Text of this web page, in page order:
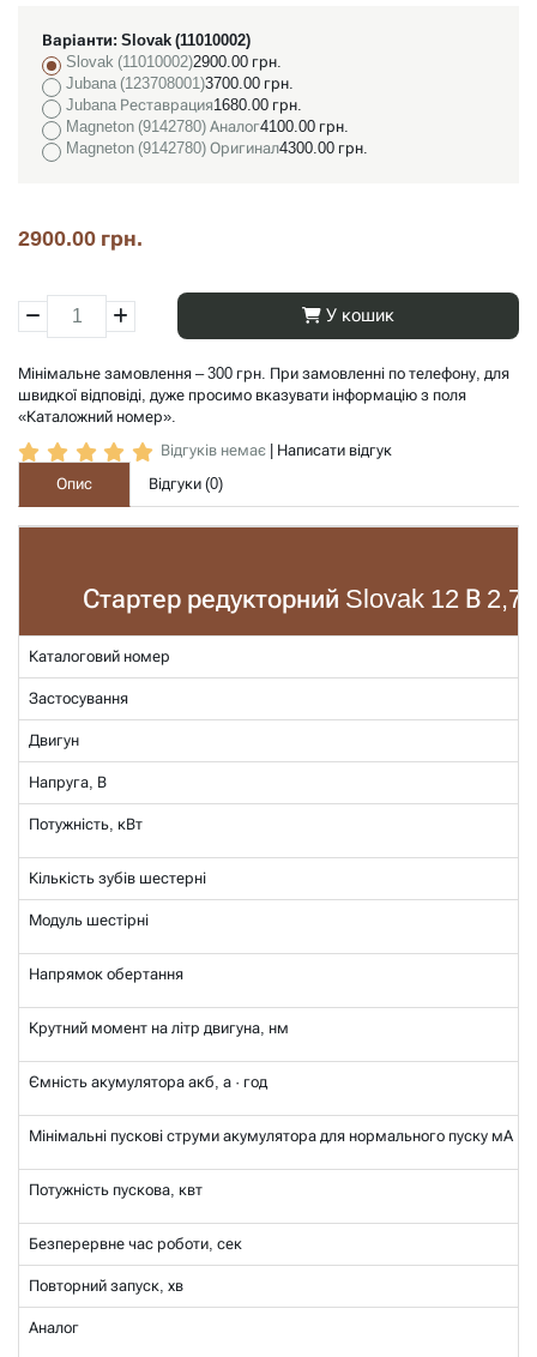
Варіанти: Slovak (11010002)
Slovak (11010002)2900.00 грн.
Jubana (123708001)3700.00 грн.
Jubana Реставрация1680.00 грн.
Magneton (9142780) Аналог4100.00 грн.
Magneton (9142780) Оригинал4300.00 грн.
2900.00 грн.
У кошик
Мінімальне замовлення – 300 грн. При замовленні по телефону, для
швидкої відповіді, дуже просимо вказувати інформацію з поля
«Каталожний номер».
Відгуків немає
Написати відгук
Опис
Відгуки (0)
Стартер редукторний Slovak 12 В 2,7
Каталоговий номер
Застосування
Двигун
Напруга, В
Потужність, кВт
Кількість зубів шестерні
Модуль шестірні
Напрямок обертання
Крутний момент на літр двигуна, нм
Ємність акумулятора акб, а · год
Мінімальні пускові струми акумулятора для нормального пуску мА
Потужність пускова, квт
Безперервне час роботи, сек
Повторний запуск, хв
Аналог